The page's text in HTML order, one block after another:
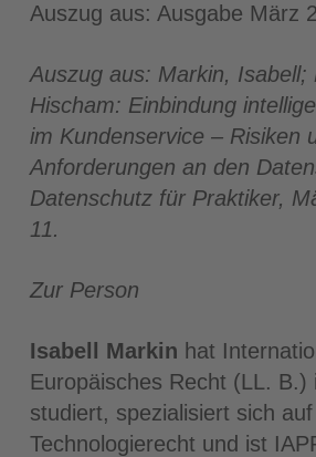
Auszug aus: Ausgabe März
Auszug aus: Markin, Isabell;
Hischam: Einbindung
im Kundenservice – Risiken
Anforderungen an den
Datenschutz für Praktiker,
11.
Zur Person
Isabell Markin hat
Europäisches Recht (LL. B.)
studiert, spezialisiert sich auf
Technologierecht und ist